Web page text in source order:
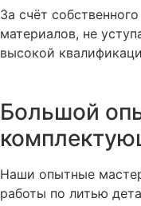
За счёт
материалов, не
высокой
Большой
Наши опытные
работы по литью